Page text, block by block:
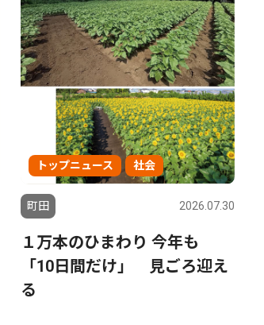
トップニュース 社会
町田 2026.07.30
１万本のひまわり 今年も
「10日間だけ」 見ごろ迎え
る